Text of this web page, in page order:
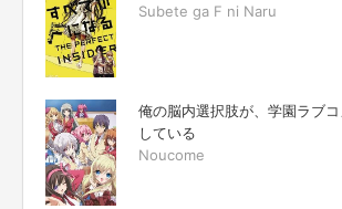
Subete ga F ni Naru
俺の脳内選択肢が、学園ラブ
している
Noucome